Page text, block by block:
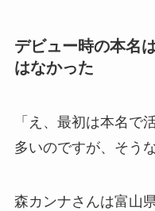
デビュー時の本名
はなかった
「え、最初は本名で
多いのですが、そう
森カンナさんは富山